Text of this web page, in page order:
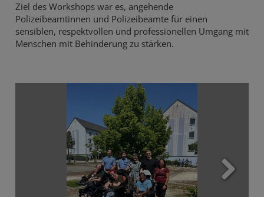
Ziel des Workshops war es, angehende
Polizeibeamtinnen und Polizeibeamte für einen
sensiblen, respektvollen und professionellen Umgang mit
Menschen mit Behinderung zu stärken.